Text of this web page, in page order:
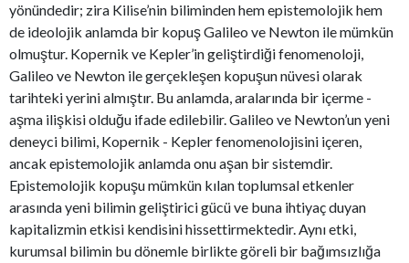
yönündedir; zira Kilise’nin biliminden hem epistemolojik hem
de ideolojik anlamda bir kopuş Galileo ve Newton ile mümkün
olmuştur. Kopernik ve Kepler’in geliştirdiği fenomenoloji,
Galileo ve Newton ile gerçekleşen kopuşun nüvesi olarak
tarihteki yerini almıştır. Bu anlamda, aralarında bir içerme -
aşma ilişkisi olduğu ifade edilebilir. Galileo ve Newton’un yeni
deneyci bilimi, Kopernik - Kepler fenomenolojisini içeren,
ancak epistemolojik anlamda onu aşan bir sistemdir.
Epistemolojik kopuşu mümkün kılan toplumsal etkenler
arasında yeni bilimin geliştirici gücü ve buna ihtiyaç duyan
kapitalizmin etkisi kendisini hissettirmektedir. Aynı etki,
kurumsal bilimin bu dönemle birlikte göreli bir bağımsızlığa